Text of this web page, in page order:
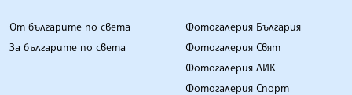
От българите по света
За българите по света
Фотогалерия България
Фотогалерия Свят
Фотогалерия ЛИК
Фотогалерия Спорт